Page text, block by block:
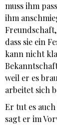
muss ihm
ihm
Freundschaft,
dass sie ein
kann nicht
weil er es
arbeitet sich
Er tut es
sagt er im